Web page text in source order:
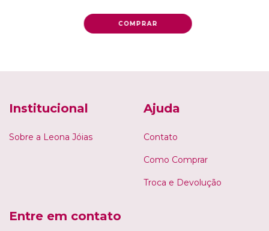
Institucional
Sobre a Leona Jóias
Ajuda
Contato
Como Comprar
Troca e Devolução
Entre em contato